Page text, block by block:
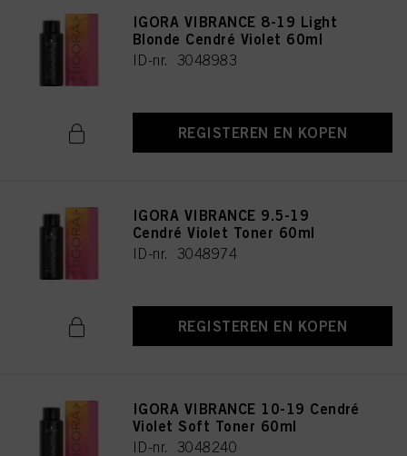
IGORA VIBRANCE 8-19 Light
Blonde Cendré Violet 60ml
ID-nr. 3048983
REGISTEREN EN KOPEN
IGORA VIBRANCE 9.5-19
Cendré Violet Toner 60ml
ID-nr. 3048974
REGISTEREN EN KOPEN
IGORA VIBRANCE 10-19 Cendré
Violet Soft Toner 60ml
ID-nr. 3048240